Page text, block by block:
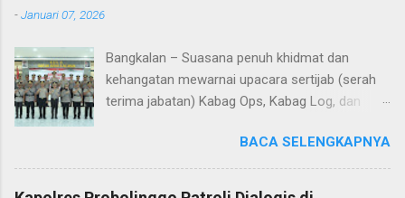
-Januari 07, 2026
Bangkalan – Suasana penuh khidmat dan
kehangatan mewarnai upacara sertijab (serah
terima jabatan) Kabag Ops, Kabag Log, dan
Aula Sarja Arya Racana Polres Bangkalan, Rabu
(07/01/2026). Upacara tersebut menjadi
momen penting bagi jajaran Polres Bangkalan,
BACA SELENGKAPNYA